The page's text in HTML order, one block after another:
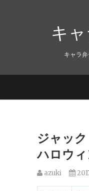
キ
キャラ
ジャッ
ハロウ
azuki